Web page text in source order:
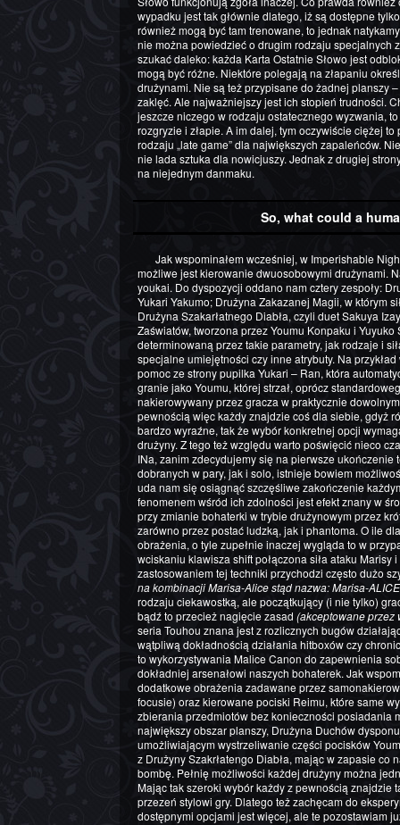
wypadku jest tak głównie dlatego, iż są dostępne
również mogą być tam trenowane, to jednak
nie można powiedzieć o drugim rodzaju specjalnych
szukać daleko: każda Karta Ostatnie Słowo jest
mogą być różne. Niektóre polegają na złapaniu
drużynami. Nie są też przypisane do żadnej planszy
zaklęć. Ale najważniejszy jest ich stopień trudności.
jeszcze niczego w rodzaju ostatecznego wyzwania,
rozgryzie i złapie. A im dalej, tym oczywiście ciężej
rodzaju „late game” dla największych zapaleńców.
nie lada sztuka dla nowicjuszy. Jednak z drugiej
na niejednym danmaku.
So, what could a
Jak wspominałem wcześniej, w Imperishable Night wybór postaci został przez ZUNa rozbudowany, przez co
możliwe jest kierowanie dwuosobowymi drużynami.
youkai. Do dyspozycji oddano nam cztery zespoły:
Yukari Yakumo; Drużyna Zakazanej Magii, w którym
Drużyna Szakarłatnego Diabła, czyli duet Sakuya
Zaświatów, tworzona przez Youmu Konpaku i
determinowaną przez takie parametry, jak rodzaje i
specjalne umiejętności czy inne atrybuty. Na
pomoc ze strony pupilka Yukari – Ran, która
granie jako Youmu, której strzał, oprócz
nakierowywany przez gracza w praktycznie
pewnością więc każdy znajdzie coś dla siebie, gdyż
bardzo wyraźne, tak że wybór konkretnej opcji
drużyny. Z tego też względu warto poświęcić nieco
INa, zanim zdecydujemy się na pierwsze
dobranych w pary, jak i solo, istnieje bowiem
uda nam się osiągnąć szczęśliwe zakończenie
fenomenem wśród ich zdolności jest efekt znany w
przy zmianie bohaterki w trybie drużynowym przez
zarówno przez postać ludzką, jak i phantoma. O ile
obrażenia, o tyle zupełnie inaczej wygląda to w
wciskaniu klawisza shift połączona siła ataku
zastosowaniem tej techniki przychodzi często dużo
na kombinacji Marisa-Alice stąd nazwa: Marisa-
rodzaju ciekawostką, ale początkujący (i nie tylko)
bądź to przecież nagięcie zasad (akceptowane przez
seria Touhou znana jest z rozlicznych bugów
wątpliwą dokładnością działania hitboxów czy
to wykorzystywania Malice Canon do zapewnienia
dokładniej arsenałowi naszych bohaterek. Jak
dodatkowe obrażenia zadawane przez
focusie) oraz kierowane pociski Reimu, które same
zbierania przedmiotów bez konieczności posiadania
największy obszar planszy, Drużyna Duchów
umożliwiającym wystrzeliwanie części pocisków
z Drużyny Szakrłatengo Diabła, mając w zapasie
bombę. Pełnię możliwości każdej drużyny można
Mając tak szeroki wybór każdy z pewnością
przezeń stylowi gry. Dlatego też zachęcam do
dostępnymi opcjami jest więcej, ale te pozostawiam